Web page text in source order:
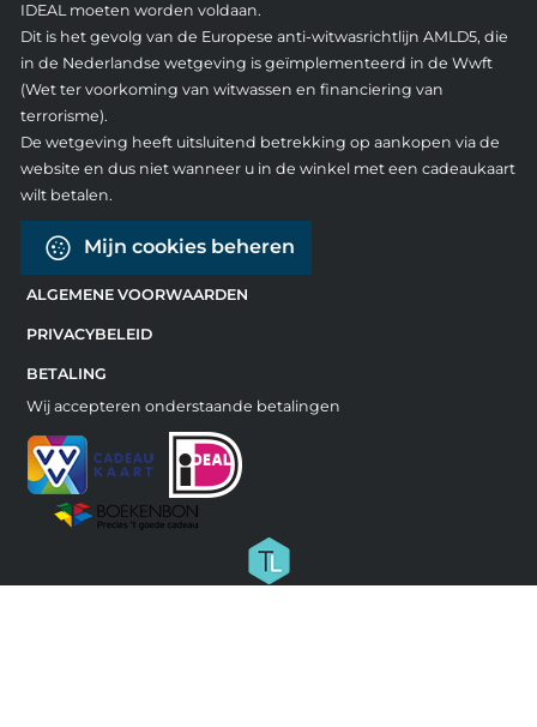
IDEAL moeten worden voldaan.
Dit is het gevolg van de Europese anti-witwasrichtlijn AMLD5, die
in de Nederlandse wetgeving is geïmplementeerd in de Wwft
(Wet ter voorkoming van witwassen en financiering van
terrorisme).
De wetgeving heeft uitsluitend betrekking op aankopen via de
website en dus niet wanneer u in de winkel met een cadeaukaart
wilt betalen.
Mijn cookies beheren
ALGEMENE VOORWAARDEN
PRIVACYBELEID
BETALING
Wij accepteren onderstaande betalingen